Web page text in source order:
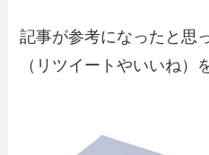
記事が参考になったと思
（リツイートやいいね）